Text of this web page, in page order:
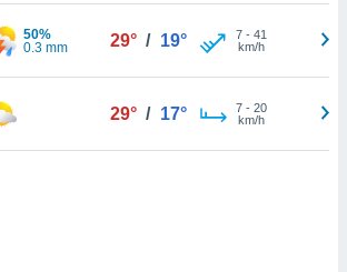
50%
0.3 mm
29° / 19° 7- 41
km/h
29° / 17° 7- 20
km/h